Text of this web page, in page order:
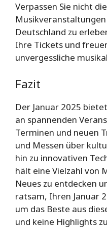
Verpassen Sie nicht
Deutschland zu
Ihre Tickets und
unvergessliche
Fazit
Der Januar 2025
an spannenden
Terminen und neuen
und Messen über
hin zu innovativen
hält eine Vielzahl von
Neues zu entdecken
ratsam, Ihren Januar
um das Beste aus
und keine Highlights